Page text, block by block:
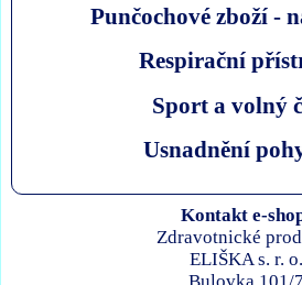
Punčochové zboží -
Respirační
Sport a volný
Usnadnění
Kontakt e-
Zdravotnické
ELIŠKA s. r. o.